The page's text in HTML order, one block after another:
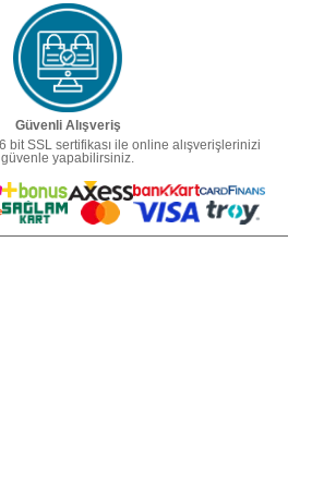
Güvenli Alışveriş
bit SSL sertifikası ile online alışverişlerinizi
güvenle yapabilirsiniz.